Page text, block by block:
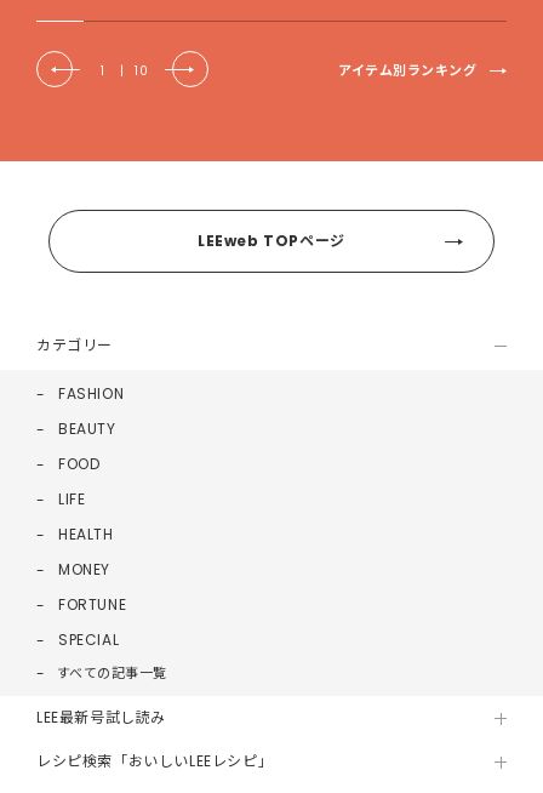
1 | 10 アイテム別ランキング
LEEweb TOPページ
カテゴリー
FASHION
BEAUTY
FOOD
LIFE
HEALTH
MONEY
FORTUNE
SPECIAL
すべての記事一覧
LEE最新号試し読み
レシピ検索「おいしいLEEレシピ」